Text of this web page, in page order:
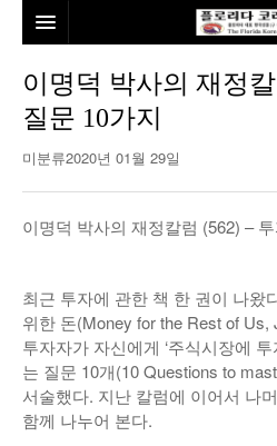
본사소개
뉴스
김명열칼럼
이명덕칼럼
김선옥칼럼
김원동칼럼
본보특집
100인선/독자광장
100인선
독자광장
여행
인근여행지
인터뷰/탐방
이명덕 박사의 재정
질문 10가지
미분류2020년 01월 29일
이명덕 박사의 재정칼럼 (562) –
최근 투자에 관한 책 한 권이 나왔
위한 돈(Money for the Rest of Us,
투자자가 자신에게 ‘주식시장에
는 질문 10개(10 Questions to
서술했다. 지난 칼럼에 이어서 나
함께 나누어 본다.